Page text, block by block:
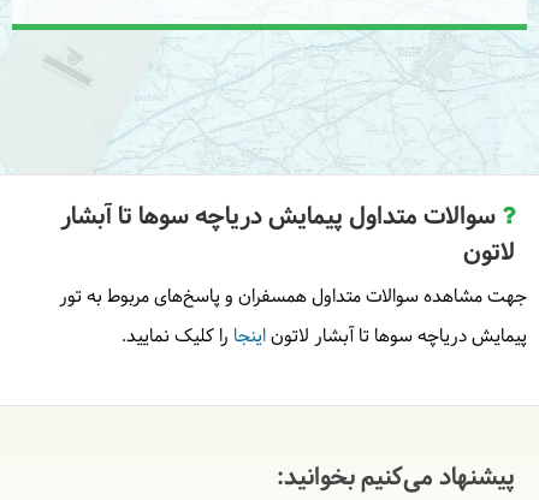
سوالات متداول پیمایش دریاچه سوها تا آبشار
لاتون
جهت مشاهده سوالات متداول همسفران و پاسخ‌های مربوط به تور
پیمایش دریاچه سوها تا آبشار لاتوناینجا را کلیک نمایید.
پیشنهاد می‌کنیم بخوانید: